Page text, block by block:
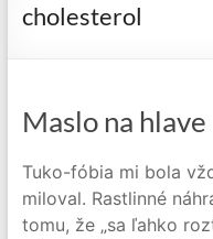
cholesterol
Maslo na hlave
Tuko-fóbia mi bola
miloval. Rastlinné
tomu, že „sa ľahko